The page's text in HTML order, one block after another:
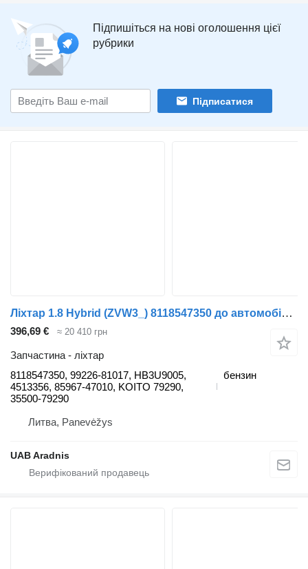
Підпишіться на нові оголошення цієї
рубрики
Підписатися
Ліхтар 1.8 Hybrid (ZVW3_) 8118547350 до автомобіля Toyota PRIUS (_W3_)
396,69 € ≈ 20 410 грн
Запчастина - ліхтар
8118547350, 99226-81017, HB3U9005,
4513356, 85967-47010, KOITO 79290,
35500-79290
бензин
Литва, Panevėžys
UAB Aradnis